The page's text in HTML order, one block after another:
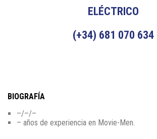
ELÉCTRICO
(+34) 681 070 634
BIOGRAFÍA
–/–/–
– años de experiencia en Movie-Men.